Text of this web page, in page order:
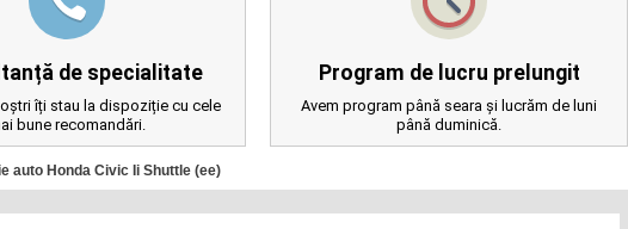
de specialitate
îți stau la dispoziție cu cele
bune recomandări.
Program de lucru prelungit
Avem program până seara și lucrăm de luni
până duminică.
auto Honda Civic Ii Shuttle (ee)